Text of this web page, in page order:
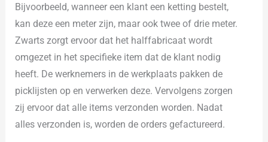
Bijvoorbeeld, wanneer een klant een ketting bestelt,
kan deze een meter zijn, maar ook twee of drie meter.
Zwarts zorgt ervoor dat het halffabricaat wordt
omgezet in het specifieke item dat de klant nodig
heeft. De werknemers in de werkplaats pakken de
picklijsten op en verwerken deze. Vervolgens zorgen
zij ervoor dat alle items verzonden worden. Nadat
alles verzonden is, worden de orders gefactureerd.